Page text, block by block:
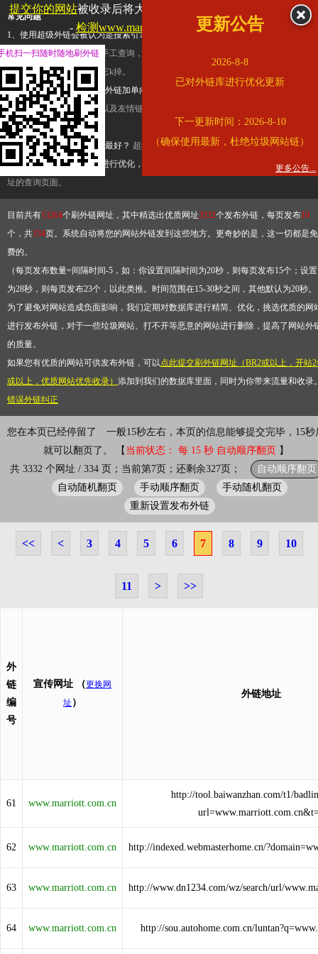
常见问题
1、使用超级外链会被认为是搜索引擎优化作弊吗？ 超级外链只是一个简便而集成
查询工具，模拟的是正常手工查询，不是作弊。如果是作弊，那您可以使用超级外
推广竞争对手的网址，让它k掉。
2、网站优化单纯依靠超级外链加单向链接可行吗？
链，需要结合普通的外链以及友情链接，您可以到站长论坛发布外链，到友情链接
台交换友情链接。
3、如何使用超级外链效果最好？ 超级外链不同于普通的外链，它是动态的链接，
有频繁使用超级外链工具进行优化，才能获得稳定的外链
，最终使搜索引擎收录带
址的查询页面。
目前共有13264个刷外链网址，其中精选出优质网址3332个发布外链，每页发布10
个，共334页。系统自动将您的网站外链发到这些地方。更奇妙的是，这一切都是免
费的。
（每页发布数量=间隔时间-5，如：你设置间隔时间为20秒，则每页发布15个；设置
为28秒，则每页发布23个，以此类推。时间范围在15-30秒之间，其他默认为20秒
为了避免对网站造成负面影响，我们定期对数据库进行精简、优化，挑选优质的网
进行发布外链，对于一些垃圾网站、打不开等恶意的网站进行删除，提高了网站外
的质量。
如果您有优质的网站可供发布外链，可以点此提交刷外链网址（BR2或以上，开站
或以上，优质网站优先收录） 添加到我们的数据库里面，同时为你带来流量和收录
错误外链纠正
您在本页已经停留了
一般15秒左右，本页的信息能够提交完毕，15秒
就可以翻页了。 【 当前状态： 每 15 秒 自动顺序翻页 】
共 3332 个网址 / 334 页；当前第7页；还剩余327页；
自动顺序翻页
自动随机翻页
手动顺序翻页
手动随机翻页
重新设置发布外链
<< < 3 4 5 6 7 8 9 10
11 > >>
外
链
编
号
宣传网址 （更换网
址 ）
外链地址
61 www.marriott.com.cn
http://tool.baiwanzhan.com/t1/
62 www.marriott.com.cn http://indexed.webmasterhome.cn/
63 www.marriott.com.cn http://www.dn1234.com/wz/search/url/
64 www.marriott.com.cn http://sou.autohome.com.cn/
提交你的网站被收录后将大幅提升流量和外链，
查看展示页面
- 检测www.marriott.com.cn是否收录
更新公告
2026-8-8
已对外链库进行优化更新
下一更新时间：2026-8-10
（确保使用最新，杜绝垃圾网站链）
更多公告...
机扫一扫随时随地刷外链